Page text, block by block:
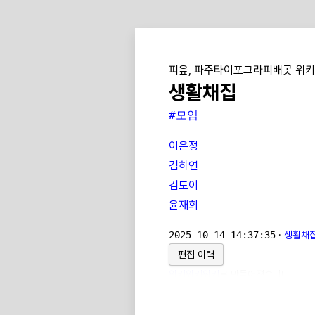
피읖, 파주타이포그라피배곳 위키
생활채집
#모임
이은정
김하연
김도이
윤재희
2025-10-14 14:37:35 · 생활채
편집 이력